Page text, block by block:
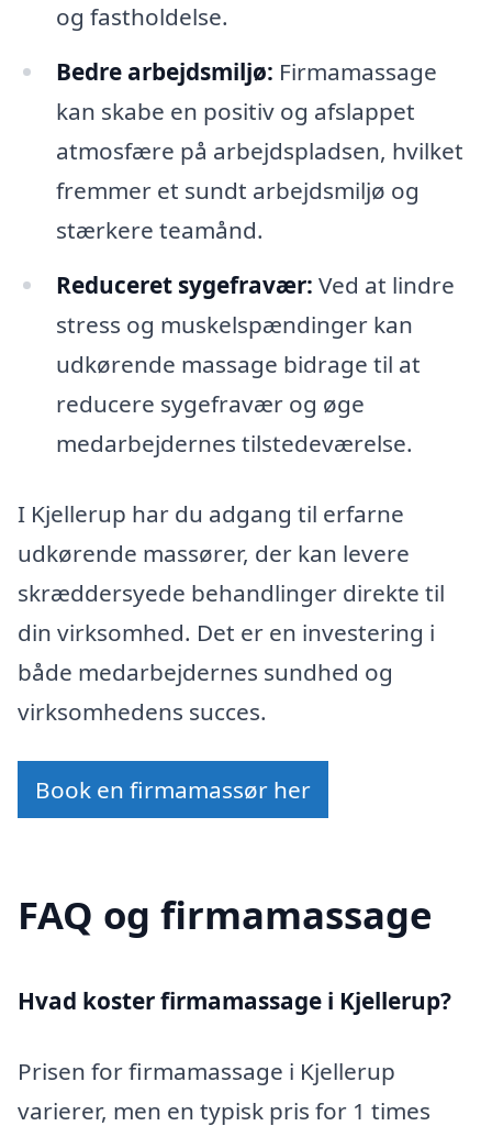
og fastholdelse.
Bedre arbejdsmiljø: Firmamassage
kan skabe en positiv og afslappet
atmosfære på arbejdspladsen, hvilket
fremmer et sundt arbejdsmiljø og
stærkere teamånd.
Reduceret sygefravær: Ved at lindre
stress og muskelspændinger kan
udkørende massage bidrage til at
reducere sygefravær og øge
medarbejdernes tilstedeværelse.
I Kjellerup har du adgang til erfarne
udkørende massører, der kan levere
skræddersyede behandlinger direkte til
din virksomhed. Det er en investering i
både medarbejdernes sundhed og
virksomhedens succes.
Book en firmamassør her
FAQ og firmamassage
Hvad koster firmamassage i Kjellerup?
Prisen for firmamassage i Kjellerup
varierer, men en typisk pris for 1 times